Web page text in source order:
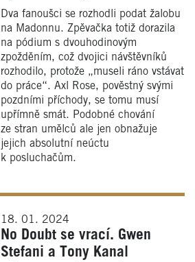
Dva fanoušci se rozhodli podat žalobu
na Madonnu. Zpěvačka totiž dorazila
na pódium s dvouhodinovým
zpožděním, což dvojici návštěvníků
rozhodilo, protože „museli ráno vstávat
do práce“. Axl Rose, pověstný svými
pozdními příchody, se tomu musí
upřímně smát. Podobné chování
ze stran umělců ale jen obnažuje
jejich absolutní neúctu
k posluchačům.
18. 01. 2024
No Doubt se vrací. Gwen
Stefani a Tony Kanal